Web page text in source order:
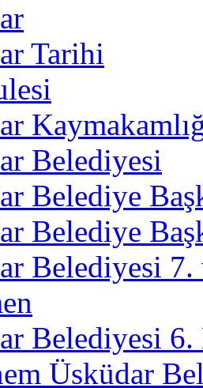
Tarihi
Belediyesi
Belediye
Belediye
Belediyesi
Belediyesi 6.
Üsküdar